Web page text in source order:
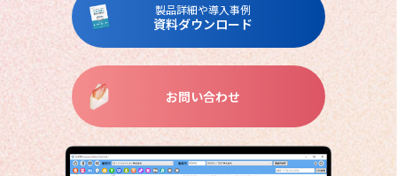
製品詳細や導入事例
資料ダウンロード
お問い合わせ